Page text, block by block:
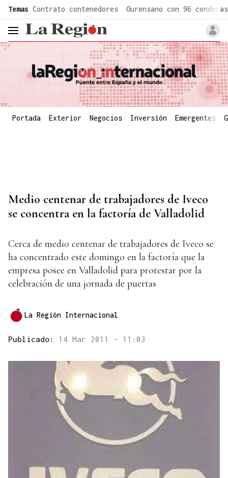
Temas Contrato contenedores Ourensano con 96 condenas
header.menu.open
Portada Exterior Negocios Inversión Emergentes
Medio centenar de trabajadores de Iveco
se concentra en la factoría de Valladolid
Cerca de medio centenar de trabajadores de Iveco se
ha concentrado este domingo en la factoría que la
empresa posee en Valladolid para protestar por la
celebración de una jornada de puertas
La Región Internacional
Publicado: 14 Mar 2011 - 11:03